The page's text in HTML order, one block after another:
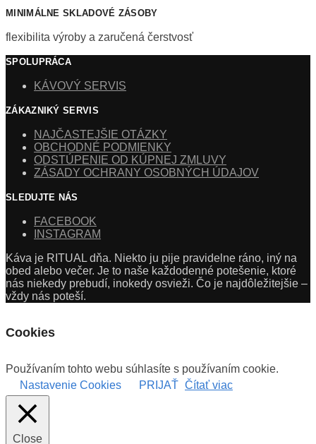
MINIMÁLNE SKLADOVÉ ZÁSOBY
flexibilita výroby a zaručená čerstvosť
SPOLUPRÁCA
KÁVOVÝ SERVIS
ZÁKAZNIKÝ SERVIS
NAJČASTEJŠIE OTÁZKY
OBCHODNÉ PODMIENKY
ODSTÚPENIE OD KÚPNEJ ZMLUVY
ZÁSADY OCHRANY OSOBNÝCH ÚDAJOV
SLEDUJTE NÁS
FACEBOOK
INSTAGRAM
Káva je RITUAL dňa. Niekto ju pije pravidelne ráno, iný na
obed alebo večer. Je to naše každodenné potešenie, ktoré
nás niekedy prebudí, inokedy osvieži. Čo je najdôležitejšie –
vždy nás poteší.
Cookies
Používaním tohto webu súhlasíte s používaním cookie.
Nastavenie Cookies
PRIJAŤ Čítať viac
Close